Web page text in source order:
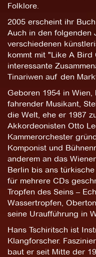
Folklore.
2005 erscheint ihr
Auch in den folgenden
verschiedenen
kommt mit "Like A
interessante
Tinariwen auf den
Geboren 1954 in
fahrender Musikant,
die Welt, ehe er 1987
Akkordeonisten Otto
Kammerorchester
Komponist und
anderem an das
Berlin bis ans
für mehrere CDs
Tropfen des Seins –
Wassertropfen,
seine Uraufführung in
Hans Tschiritsch ist
Klangforscher.
baut er seit Mitte der